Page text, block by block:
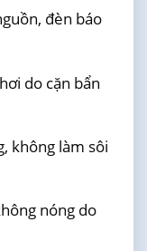
đèn báo
do cặn bẩn
không làm sôi
nóng do